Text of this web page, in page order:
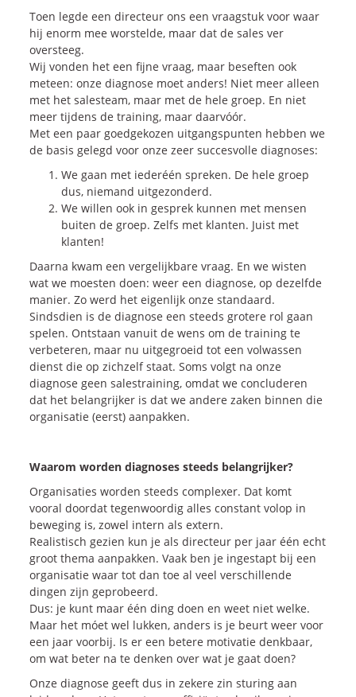
Toen legde een directeur ons een vraagstuk voor waar
hij enorm mee worstelde, maar dat de sales ver
oversteeg.
Wij vonden het een fijne vraag, maar beseften ook
meteen: onze diagnose moet anders! Niet meer alleen
met het salesteam, maar met de hele groep. En niet
meer tijdens de training, maar daarvóór.
Met een paar goedgekozen uitgangspunten hebben we
de basis gelegd voor onze zeer succesvolle diagnoses:
We gaan met iederéén spreken. De hele groep
dus, niemand uitgezonderd.
We willen ook in gesprek kunnen met mensen
buiten de groep. Zelfs met klanten. Juist met
klanten!
Daarna kwam een vergelijkbare vraag. En we wisten
wat we moesten doen: weer een diagnose, op dezelfde
manier. Zo werd het eigenlijk onze standaard.
Sindsdien is de diagnose een steeds grotere rol gaan
spelen. Ontstaan vanuit de wens om de training te
verbeteren, maar nu uitgegroeid tot een volwassen
dienst die op zichzelf staat. Soms volgt na onze
diagnose geen salestraining, omdat we concluderen
dat het belangrijker is dat we andere zaken binnen die
organisatie (eerst) aanpakken.
Waarom worden diagnoses steeds belangrijker?
Organisaties worden steeds complexer. Dat komt
vooral doordat tegenwoordig alles constant volop in
beweging is, zowel intern als extern.
Realistisch gezien kun je als directeur per jaar één echt
groot thema aanpakken. Vaak ben je ingestapt bij een
organisatie waar tot dan toe al veel verschillende
dingen zijn geprobeerd.
Dus: je kunt maar één ding doen en weet niet welke.
Maar het móet wel lukken, anders is je beurt weer voor
een jaar voorbij. Is er een betere motivatie denkbaar,
om wat beter na te denken over wat je gaat doen?
Onze diagnose geeft dus in zekere zin sturing aan